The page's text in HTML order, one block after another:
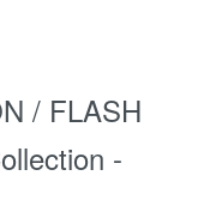
/ FLASH
-